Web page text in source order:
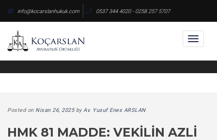
content
info@kocarslanhukuk.com 0537 344 4020 - 0258 257 5707
Posted on Nisan 26, 2025byAv. Yusuf Enes ARSLAN
HMK 81 MADDE: VEKILIN AZLI